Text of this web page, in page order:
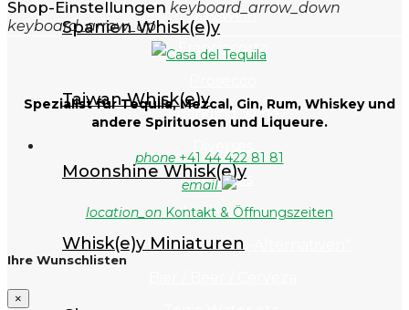
Süsswein
Franciacorta
Sparkling Wine
Diverses
Miniaturen
Alkoholfreie "Genuss-Alternativen"
Spanien Whisk(e)y
Taiwan Whisk(e)y
Moonshine Whisk(e)y
Whisk(e)y Miniaturen
Shop-Einstellungen keyboard_arrow_down
keyboard_arrow_up
Spezialist für Tequila, Mezcal, Gin, Rum, Whiskey und
andere Spirituosen und Liqueure.
phone+41 44 422 81 81
email
location_onKontakt & Öffnungszeiten
Ihre Wunschlisten
×